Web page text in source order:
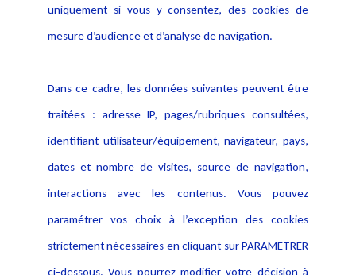
Politique de protection des
données
Publications
uniquement si vous y consentez, des cookies de
mesure d’audience et d’analyse de navigation.
Dans ce cadre, les données suivantes peuvent être
traitées : adresse IP, pages/rubriques consultées,
identifiant utilisateur/équipement, navigateur, pays,
dates et nombre de visites, source de navigation,
interactions avec les contenus. Vous pouvez
paramétrer vos choix à l’exception des cookies
strictement nécessaires en cliquant sur PARAMETRER
ci-dessous. Vous pourrez modifier votre décision à